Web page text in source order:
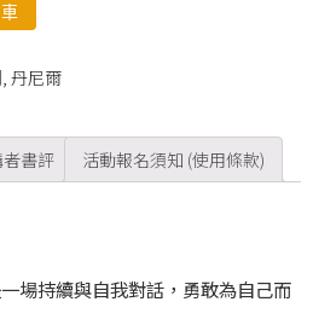
, 丹尼爾
書評 活動報名須知 (使用條款)
場持續與自我對話，勇敢為自己而